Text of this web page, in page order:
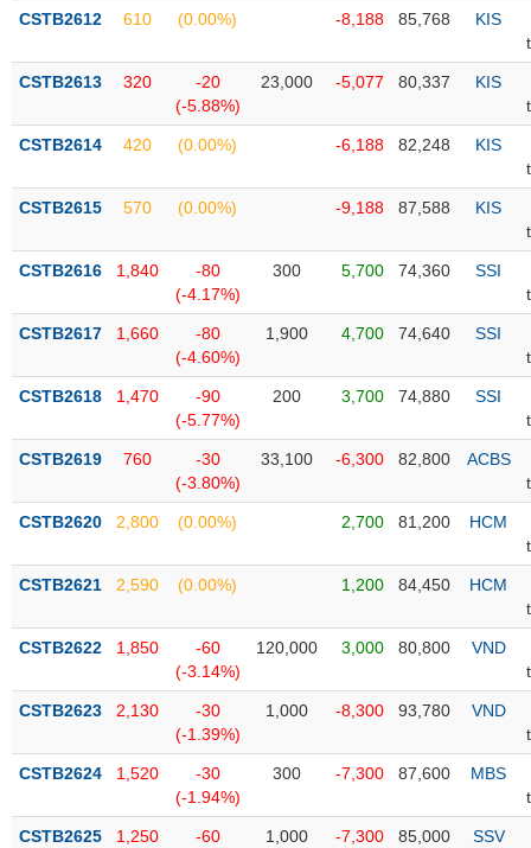
được
quỹ
mục
ETF
Cổ
chi
tiết
Tổng
quan
Giao
dịch
Tài
chính
Phân
tích
thuật
sơ
nghiệp
tức
sự
CSTB2612 610 (0.00%) -8,188 85,768
KIS
CSTB2613 320
-20
(-5.88%)
23,000 -5,077 80,337
KIS
CSTB2614 420 (0.00%) -6,188 82,248
KIS
CSTB2615 570 (0.00%) -9,188 87,588
KIS
CSTB2616 1,840
-80
(-4.17%)
300 5,700 74,360
SSI
CSTB2617 1,660
-80
(-4.60%)
1,900 4,700 74,640
SSI
CSTB2618 1,470
-90
(-5.77%)
200 3,700 74,880
SSI
CSTB2619 760
-30
(-3.80%)
33,100 -6,300 82,800
ACBS
CSTB2620 2,800 (0.00%) 2,700 81,200
HCM
CSTB2621 2,590 (0.00%) 1,200 84,450
HCM
CSTB2622 1,850
-60
(-3.14%)
120,000 3,000 80,800
VND
CSTB2623 2,130
-30
(-1.39%)
1,000 -8,300 93,780
VND
CSTB2624 1,520
-30
(-1.94%)
300 -7,300 87,600
MBS
CSTB2625 1,250 -60 1,000 -7,300 85,000 SSV
DỮ
MỚI
Ngành
(-)
VS-
LƯỢNG
NGUYÊN
VẬT
NGHIỆP